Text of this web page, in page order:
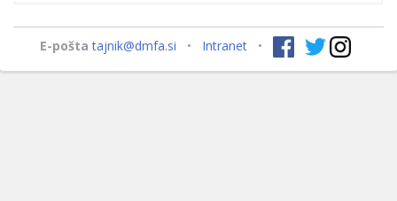
E-pošta tajnik@dmfa.si • Intranet•